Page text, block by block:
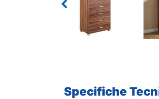
Specifiche